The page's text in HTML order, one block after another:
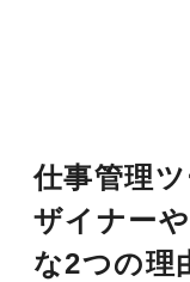
仕事管理
ザイナー
な2つの理